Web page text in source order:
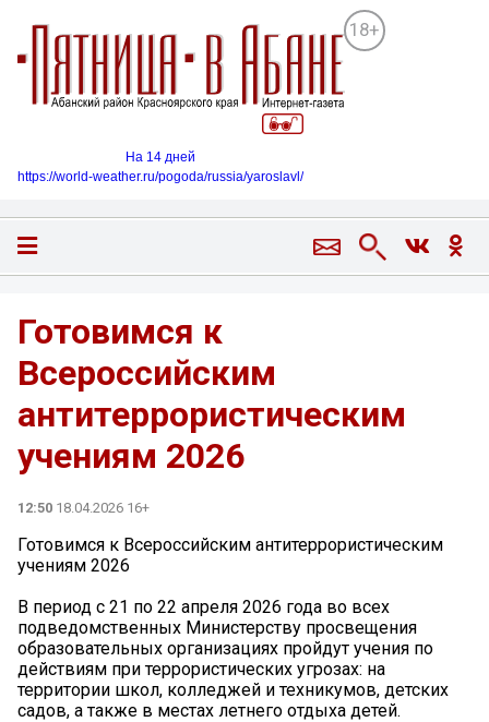
18+
На 14 дней
https://world-weather.ru/pogoda/russia/yaroslavl/
Готовимся к
Всероссийским
антитеррористическим
учениям 2026
12:50 18.04.2026 16+
Готовимся к Всероссийским антитеррористическим
учениям 2026
В период с 21 по 22 апреля 2026 года во всех
подведомственных Министерству просвещения
образовательных организациях пройдут учения по
действиям при террористических угрозах: на
территории школ, колледжей и техникумов, детских
садов, а также в местах летнего отдыха детей.